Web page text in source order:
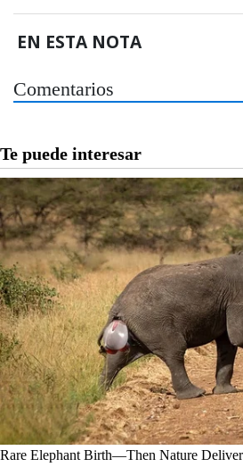
EN ESTA NOTA
Comentarios